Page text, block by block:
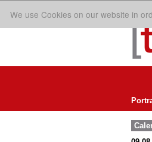
We use Cookies on our website in